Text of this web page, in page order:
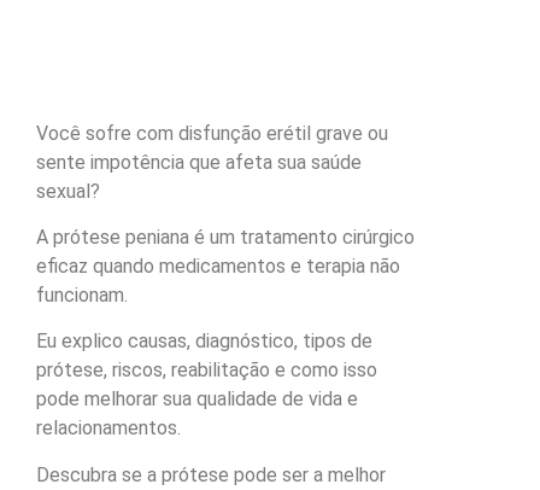
Você sofre com disfunção erétil grave ou
sente impotência que afeta sua saúde
sexual?
A prótese peniana é um tratamento cirúrgico
eficaz quando medicamentos e terapia não
funcionam.
Eu explico causas, diagnóstico, tipos de
prótese, riscos, reabilitação e como isso
pode melhorar sua qualidade de vida e
relacionamentos.
Descubra se a prótese pode ser a melhor